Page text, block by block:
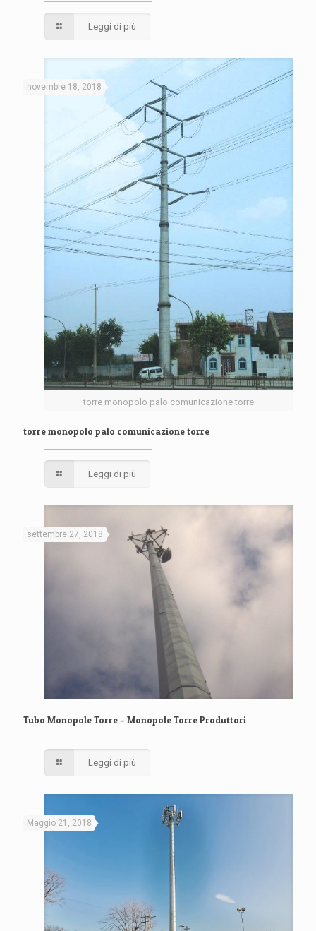
Leggi di più
torre monopolo palo comunicazione torre
novembre 18, 2018
torre monopolo palo comunicazione torre
Leggi di più
settembre 27, 2018
Tubo Monopole Torre – Monopole Torre Produttori
Leggi di più
Maggio 21, 2018